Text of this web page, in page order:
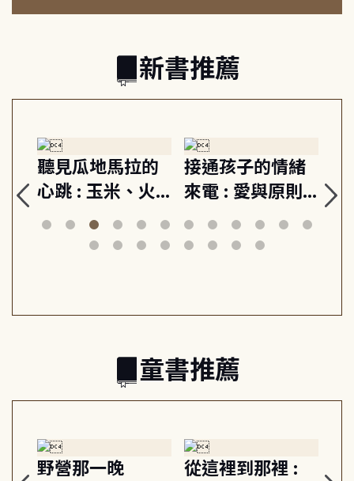
新書推薦
聽見瓜地馬拉的
心跳 : 玉米、火
山與信仰, 外交官
筆下的現代馬雅
接通孩子的情緒
來電 : 愛與原則,
建立教養的安定
節奏 22個行動練
關
童書推薦
野營那一晚
從這裡到那裡 :